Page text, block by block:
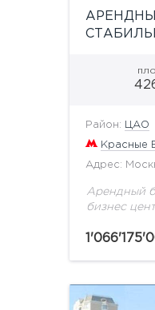
Район: ЦАО
Красные
Адрес:
Арендный
бизнес